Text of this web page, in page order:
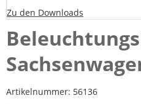
Zu den Downloads
Artikelnummer: 56136